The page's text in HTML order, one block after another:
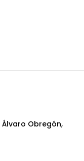
Álvaro Obregón,